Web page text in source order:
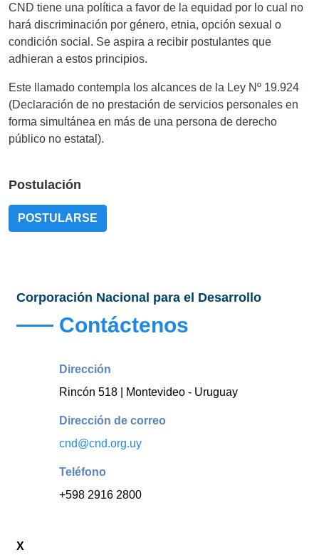
CND tiene una política a favor de la equidad por lo cual no
hará discriminación por género, etnia, opción sexual o
condición social. Se aspira a recibir postulantes que
adhieran a estos principios.
Este llamado contempla los alcances de la Ley Nº 19.924
(Declaración de no prestación de servicios personales en
forma simultánea en más de una persona de derecho
público no estatal).
Postulación
POSTULARSE
Corporación Nacional para el Desarrollo
Contáctenos
Dirección
Rincón 518 | Montevideo - Uruguay
Dirección de correo
cnd@cnd.org.uy
Teléfono
+598 2916 2800
X